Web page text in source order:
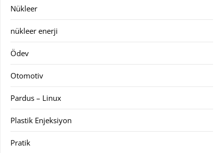
Nükleer
nükleer enerji
Ödev
Otomotiv
Pardus – Linux
Plastik Enjeksiyon
Pratik